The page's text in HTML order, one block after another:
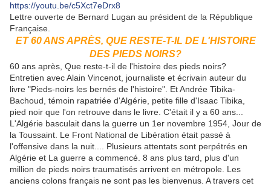
https://youtu.be/c5Xct7eDrx8
Lettre ouverte de Bernard Lugan au président de la République
Française.
ET 60 ANS APRÈS, QUE RESTE-T-IL DE L'HISTOIRE
DES PIEDS NOIRS?
60 ans après, Que reste-t-il de l'histoire des pieds noirs?
Entretien avec Alain Vincenot, journaliste et écrivain auteur du
livre "Pieds-noirs les bernés de l'histoire". Et Andrée Tibika-
Bachoud, témoin rapatriée d'Algérie, petite fille d'Isaac Tibika,
pied noir que l'on retrouve dans le livre. C'était il y a 60 ans...
L'Algérie basculait dans la guerre un 1er novembre 1954, Jour de
la Toussaint. Le Front National de Libération était passé à
l'offensive dans la nuit.... Plusieurs attentats sont perpétrés en
Algérie et La guerre a commencé. 8 ans plus tard, plus d'un
million de pieds noirs traumatisés arrivent en métropole. Les
anciens colons français ne sont pas les bienvenus. A travers cet